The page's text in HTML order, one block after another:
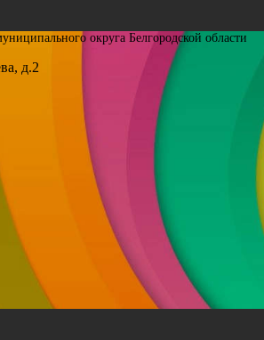
округа Белгородской области
д.2